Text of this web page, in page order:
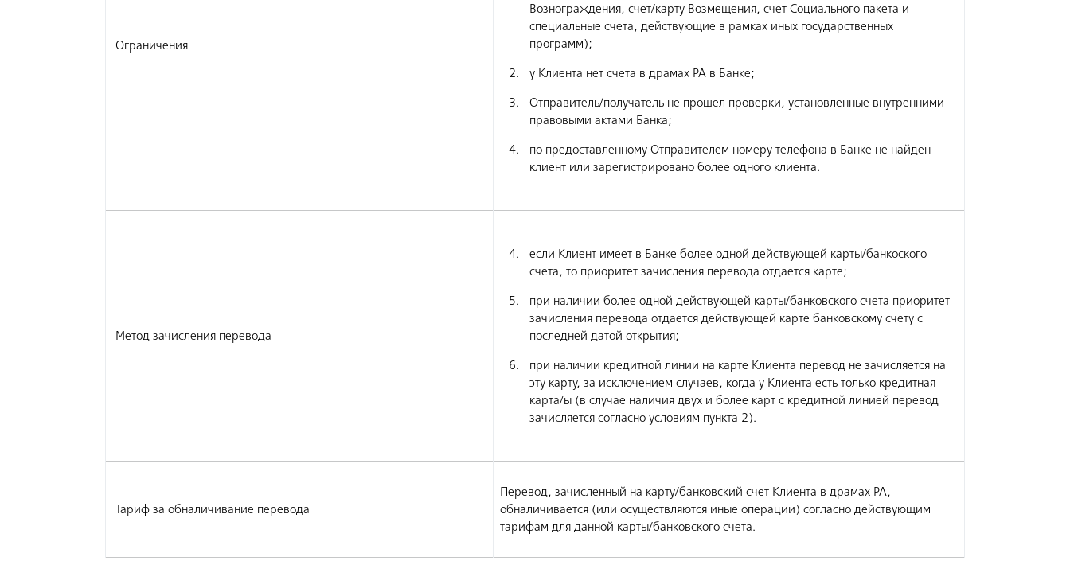
Ограничения
Вознограждения, счет/карту Возмещения, счет Социального пакета и
специальные счета, действующие в рамках иных государственных
программ);
у Клиента нет счета в драмах РА в Банке;
Отправитель/получатель не прошел проверки, установленные внутренними
правовыми актами Банка;
по предоставленному Отправителем номеру телефона в Банке не найден
клиент или зарегистрировано более одного клиента.
Метод зачисления перевода
если Клиент имеет в Банке более одной действующей карты/банкоского
счета, то приоритет зачисления перевода отдается карте;
при наличии более одной действующей карты/банковского счета приоритет
зачисления перевода отдается действующей карте банковскому счету с
последней датой открытия;
при наличии кредитной линии на карте Клиента перевод не зачисляется на
эту карту, за исключением случаев, когда у Клиента есть только кредитная
карта/ы (в случае наличия двух и более карт с кредитной линией перевод
зачисляется согласно условиям пункта 2).
Тариф за обналичивание перевода
Перевод, зачисленный на карту/банковский счет Клиента в драмах РА,
обналичивается (или осуществляются иные операции) согласно действующим
тарифам для данной карты/банковского счета.